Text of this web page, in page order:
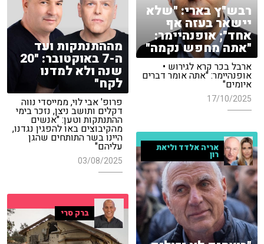
רבש"ץ בארי: "שלא
יישאר בעזה אף
אחד"; אופנהיימר:
"אתה מחפש נקמה"
ארבל בכר קרא לגירוש •
אופנהיימר: "אתה אומר דברים
איומים"
17/10/2025
מההתנתקות ועד
ה-7 באוקטובר: "20
שנה ולא למדנו
לקח"
פרופ' אבי לוי, ממייסדי נווה
דקלים ותושב ניצן, נזכר בימי
ההתנתקות וטען: "אנשים
מהקיבוצים באו להפגין נגדנו,
היינו בשר התותחים שהגן
עליהם"
03/08/2025
אריה אלדד וליאת
רון
ברק סרי